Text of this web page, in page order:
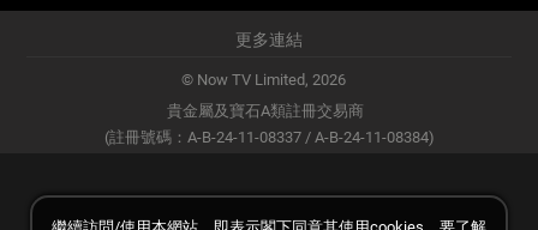
更多連結
© Now TV Limited, 2026
貴金屬及寶石A類註冊交易商
(註冊號碼：A-B-24-11-08337 / A-B-24-11-08384)